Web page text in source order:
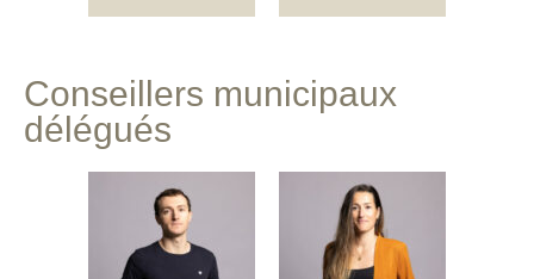
Conseillers municipaux
délégués